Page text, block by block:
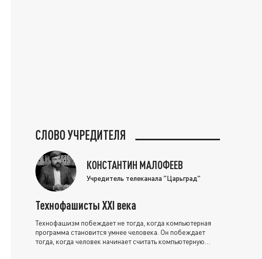
СЛОВО УЧРЕДИТЕЛЯ
КОНСТАНТИН МАЛОФЕЕВ
Учредитель телеканала "Царьград"
Технофашисты XXI века
Технофашизм побеждает не тогда, когда компьютерная
программа становится умнее человека. Он побеждает
тогда, когда человек начинает считать компьютерную